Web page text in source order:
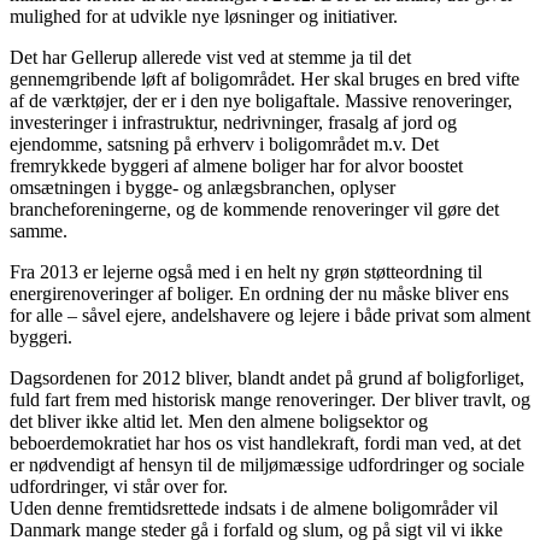
mulighed for at udvikle nye løsninger og initiativer.
Det har Gellerup allerede vist ved at stemme ja til det
gennemgribende løft af boligområdet. Her skal bruges en bred vifte
af de værktøjer, der er i den nye boligaftale. Massive renoveringer,
investeringer i infrastruktur, nedrivninger, frasalg af jord og
ejendomme, satsning på erhverv i boligområdet m.v. Det
fremrykkede byggeri af almene boliger har for alvor boostet
omsætningen i bygge- og anlægsbranchen, oplyser
brancheforeningerne, og de kommende renoveringer vil gøre det
samme.
Fra 2013 er lejerne også med i en helt ny grøn støtteordning til
energirenoveringer af boliger. En ordning der nu måske bliver ens
for alle – såvel ejere, andelshavere og lejere i både privat som alment
byggeri.
Dagsordenen for 2012 bliver, blandt andet på grund af boligforliget,
fuld fart frem med historisk mange renoveringer. Der bliver travlt, og
det bliver ikke altid let. Men den almene boligsektor og
beboerdemokratiet har hos os vist handlekraft, fordi man ved, at det
er nødvendigt af hensyn til de miljømæssige udfordringer og sociale
udfordringer, vi står over for.
Uden denne fremtidsrettede indsats i de almene boligområder vil
Danmark mange steder gå i forfald og slum, og på sigt vil vi ikke